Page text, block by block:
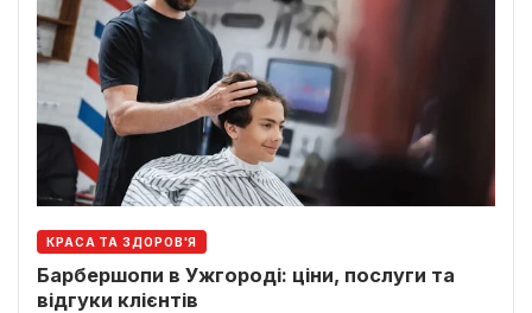
КРАСА ТА ЗДОРОВ'Я
Барбершопи в Ужгороді: ціни, послуги та
відгуки клієнтів